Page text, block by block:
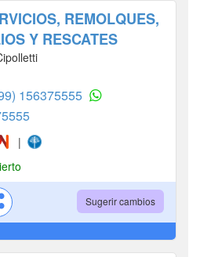
REMOLQUES,
Y RESCATES
156375555
|
Sugerir cambios